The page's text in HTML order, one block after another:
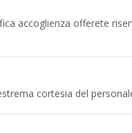
accoglienza offerete
cortesia del